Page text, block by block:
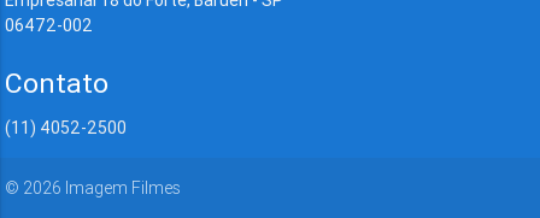
06472-002
Contato
(11) 4052-2500
© 2026 Imagem Filmes